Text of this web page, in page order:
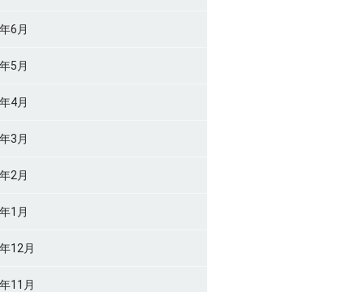
6月
5月
4月
3月
2月
1月
12月
11月